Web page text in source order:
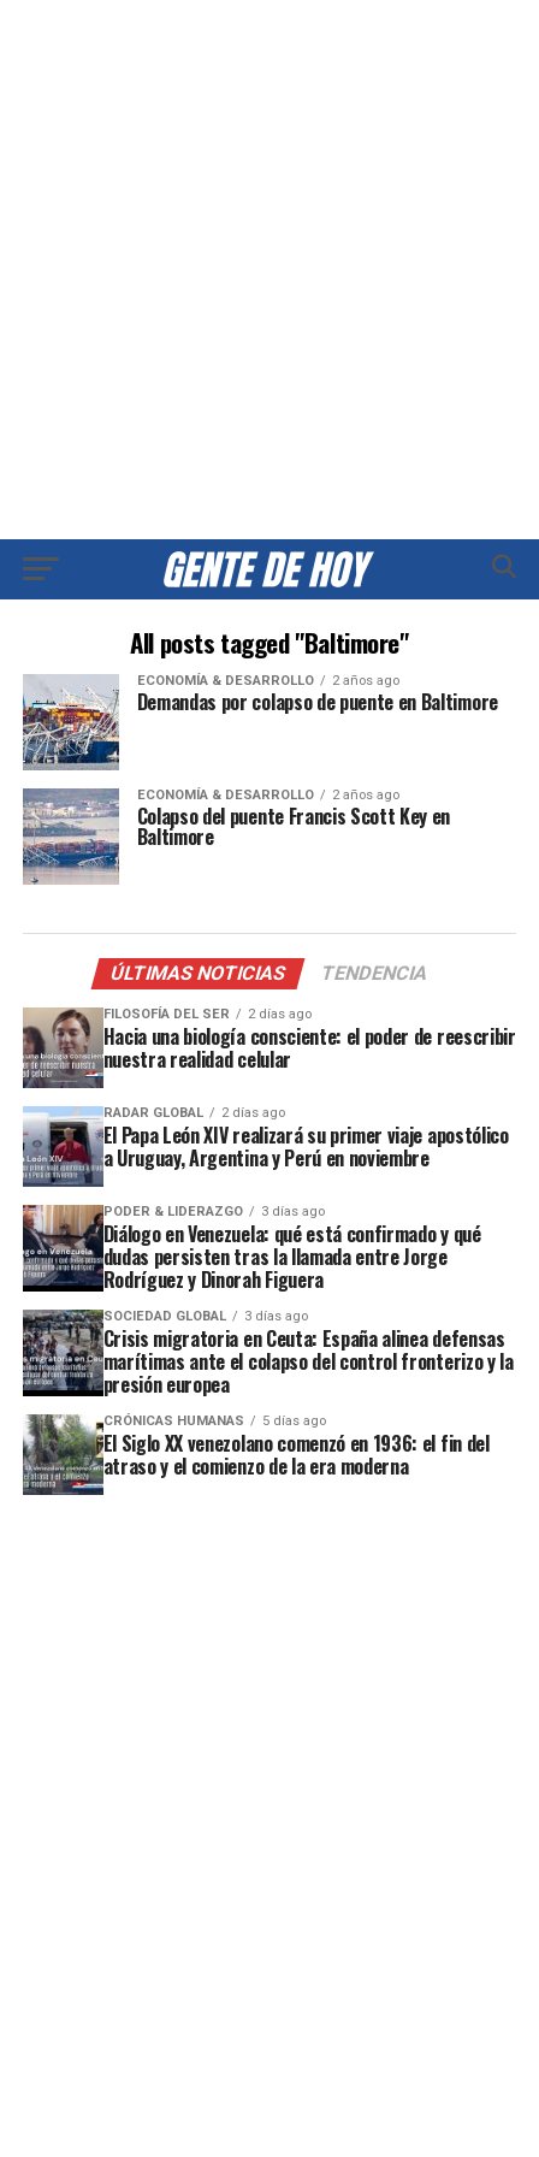
All posts tagged "Baltimore"
ECONOMÍA & DESARROLLO 2 años ago
Demandas por colapso de puente en Baltimore
ECONOMÍA & DESARROLLO 2 años ago
Colapso del puente Francis Scott Key en
Baltimore
ÚLTIMAS NOTICIAS TENDENCIA
FILOSOFÍA DEL SER 2 días ago
Hacia una biología consciente: el poder de reescribir
nuestra realidad celular
RADAR GLOBAL 2 días ago
El Papa León XIV realizará su primer viaje apostólico
a Uruguay, Argentina y Perú en noviembre
PODER & LIDERAZGO 3 días ago
Diálogo en Venezuela: qué está confirmado y qué
dudas persisten tras la llamada entre Jorge
Rodríguez y Dinorah Figuera
SOCIEDAD GLOBAL 3 días ago
Crisis migratoria en Ceuta: España alinea defensas
marítimas ante el colapso del control fronterizo y la
presión europea
CRÓNICAS HUMANAS 5 días ago
El Siglo XX venezolano comenzó en 1936: el fin del
atraso y el comienzo de la era moderna